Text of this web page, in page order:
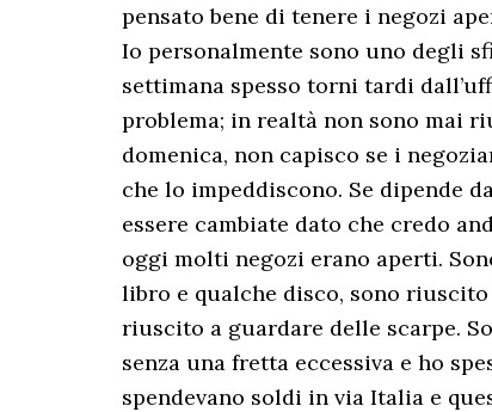
pensato bene di tenere i negozi
Io personalmente sono uno degli
settimana spesso torni tardi
problema; in realtà non sono mai
domenica, non capisco se i
che lo impeddiscono. Se dipende
essere cambiate dato che credo
oggi molti negozi erano aperti.
libro e qualche disco, sono
riuscito a guardare delle scarpe.
senza una fretta eccessiva e ho
spendevano soldi in via Italia e